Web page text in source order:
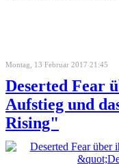
Montag, 13 Februar 2017 21:45
Deserted Fear
Aufstieg und
Rising"